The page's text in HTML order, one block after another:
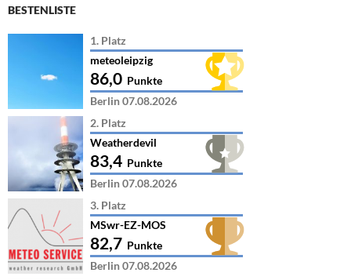
BESTENLISTE
1. Platz
meteoleipzig
86,0 Punkte
Berlin 07.08.2026
2. Platz
Weatherdevil
83,4 Punkte
Berlin 07.08.2026
3. Platz
MSwr-EZ-MOS
82,7 Punkte
Berlin 07.08.2026